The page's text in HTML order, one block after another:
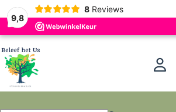
9,8
8 Reviews
Ga
naar
de
inhoud